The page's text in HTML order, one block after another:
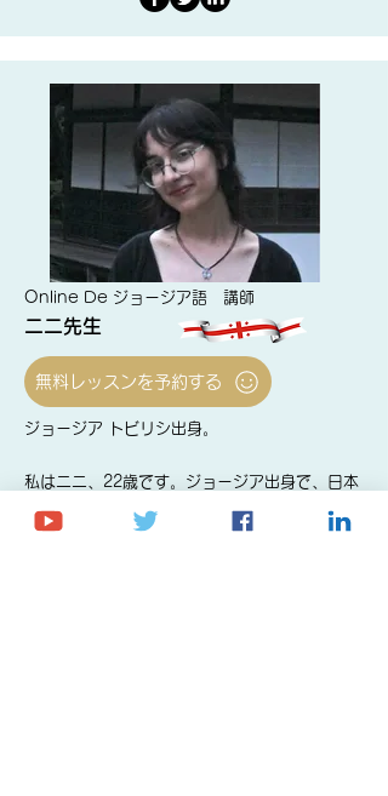
Online De ジョージア語 講師
ニニ先生
無料レッスンを予約する
ジョージア トビリシ出身​。
私はニニ、22歳です。ジョージア出身で、日本
には1年間留学した経験があります。その間に
日本の文化や文学に触れ、日本の小説や詩が大